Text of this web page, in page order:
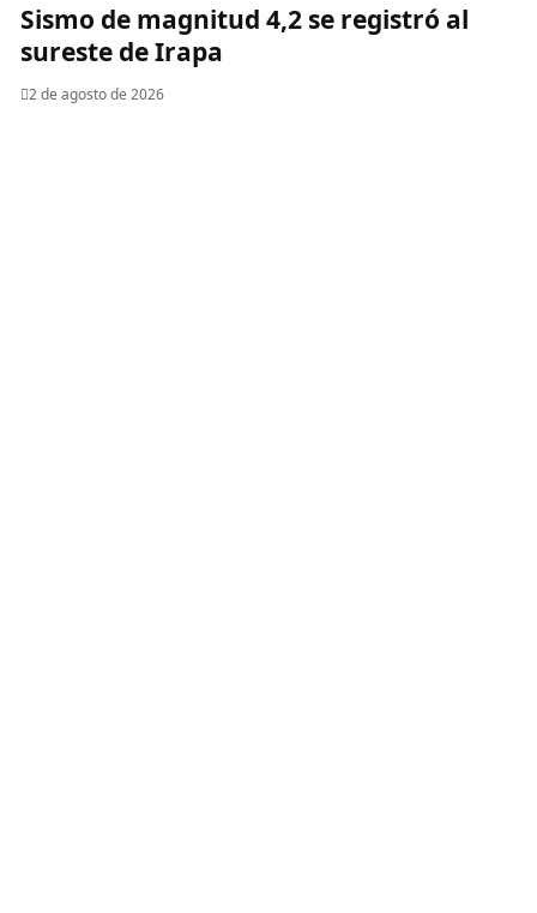
Sismo de magnitud 4,2 se registró al
sureste de Irapa
2 de agosto de 2026